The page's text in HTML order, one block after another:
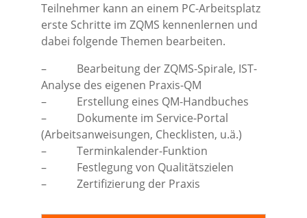
Teilnehmer kann an einem PC-Arbeitsplatz
erste Schritte im ZQMS kennenlernen und
dabei folgende Themen bearbeiten.
– Bearbeitung der ZQMS-Spirale, IST-
Analyse des eigenen Praxis-QM
– Erstellung eines QM-Handbuches
– Dokumente im Service-Portal
(Arbeitsanweisungen, Checklisten, u.ä.)
– Terminkalender-Funktion
– Festlegung von Qualitätszielen
– Zertifizierung der Praxis